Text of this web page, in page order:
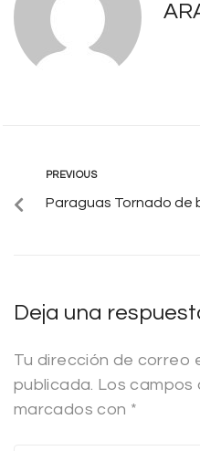
PREVIOUS
Paraguas Tornado de
Deja una
Tu dirección de correo
publicada. Los campos
marcados con *